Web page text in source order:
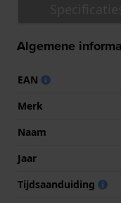
Algemene
EAN
Merk
Naam
Jaar
Tijdsaanduiding